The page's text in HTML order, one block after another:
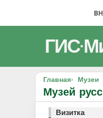
ГИС·
Главная Музеи
Музей
Визитка